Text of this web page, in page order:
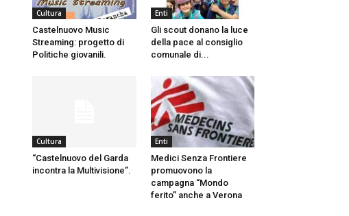
Cultura
Castelnuovo Music
Streaming: progetto di
Politiche giovanili.
Enti
Gli scout donano la luce
della pace al consiglio
comunale di...
Cultura
“Castelnuovo del Garda
incontra la Multivisione”.
Enti
Medici Senza Frontiere
promuovono la
campagna “Mondo
ferito” anche a Verona